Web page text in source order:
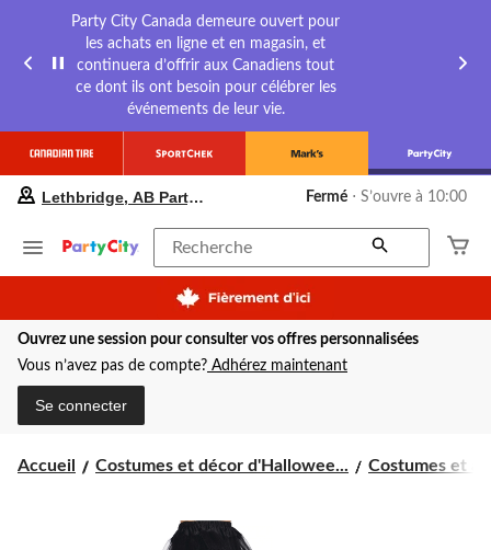
Party City Canada demeure ouvert pour
les achats en ligne et en magasin, et
continuera d’offrir aux Canadiens tout
ce dont ils ont besoin pour célébrer les
événements de leur vie.
préféré
Lethbridge,
Party
City,
courament
Fermé,
pour
Lethbridge, AB Party City Fermé ⋅ S’ouvre à 10:00
Recherche
Ouvrez une session pour consulter vos offres personnalisées
Vous n’avez pas de compte? Adhérez maintenant
Se connecter
Accueil Costumes et décor d'Hallowee... Costumes et